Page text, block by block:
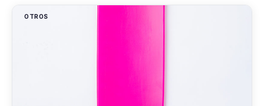
OTROS